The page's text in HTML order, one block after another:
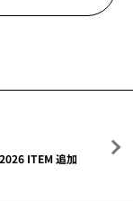
ITEM 追加